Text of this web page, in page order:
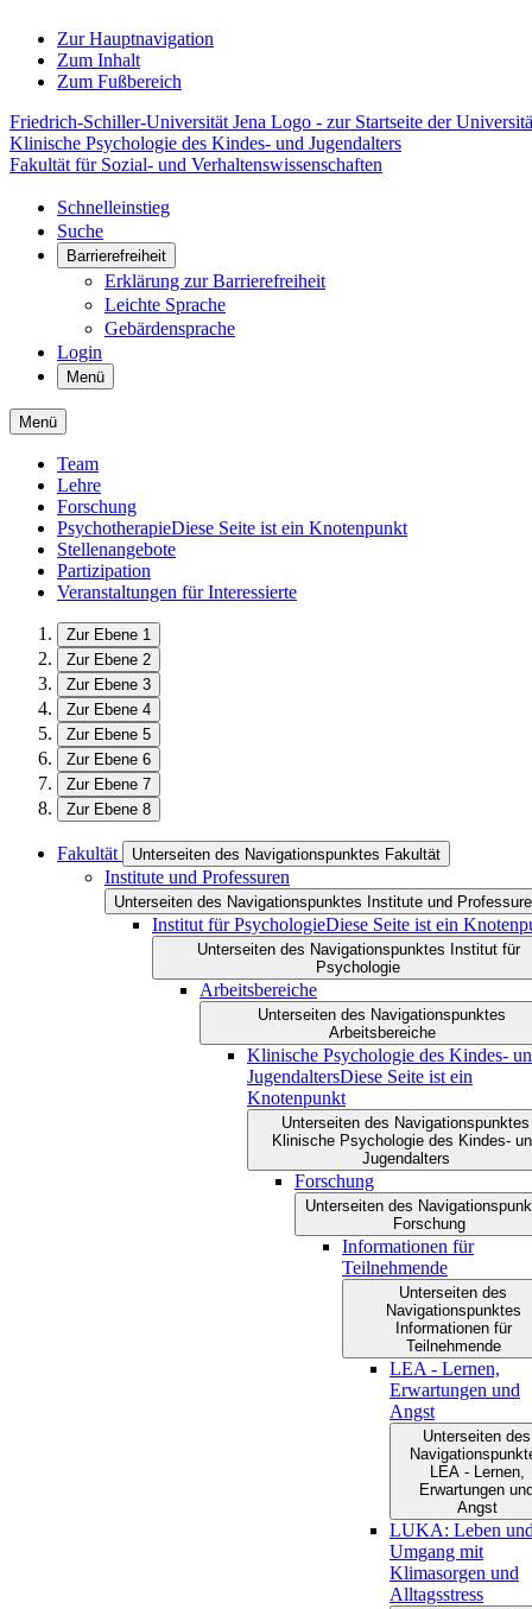
Zur Hauptnavigation
Zum Inhalt
Zum Fußbereich
Friedrich-Schiller-Universität Jena Logo - zur Startseite der
Klinische Psychologie des Kindes- und Jugendalters
Fakultät für Sozial- und Verhaltenswissenschaften
Schnelleinstieg
Suche
Barrierefreiheit
Erklärung zur Barrierefreiheit
Leichte Sprache
Gebärdensprache
Login
Menü
Menü
Team
Lehre
Forschung
PsychotherapieDiese Seite ist ein Knotenpunkt
Stellenangebote
Partizipation
Veranstaltungen für Interessierte
Zur Ebene 1
Zur Ebene 2
Zur Ebene 3
Zur Ebene 4
Zur Ebene 5
Zur Ebene 6
Zur Ebene 7
Zur Ebene 8
Fakultät Unterseiten des Navigationspunktes Fakultät
Institute und Professuren
Unterseiten des Navigationspunktes Institute und
Institut für PsychologieDiese Seite ist ein
Unterseiten des Navigationspunktes Institut für
Psychologie
Arbeitsbereiche
Unterseiten des Navigationspunktes
Arbeitsbereiche
Klinische Psychologie des Kindes-
JugendaltersDiese Seite ist ein
Knotenpunkt
Unterseiten des Navigationspunktes
Klinische Psychologie des Kindes-
Jugendalters
Forschung
Unterseiten des
Forschung
Informationen für
Teilnehmende
Unterseiten des
Navigationspunktes
Informationen für
Teilnehmende
LEA - Lernen,
Erwartungen und
Angst
Unterseiten des
LEA - Lernen,
Erwartungen
Angst
LUKA: Leben
Umgang mit
Klimasorgen und
Alltagsstress